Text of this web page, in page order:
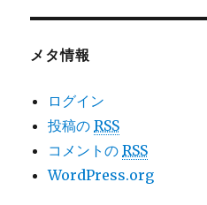
メタ情報
ログイン
投稿のRSS
コメントのRSS
WordPress.org